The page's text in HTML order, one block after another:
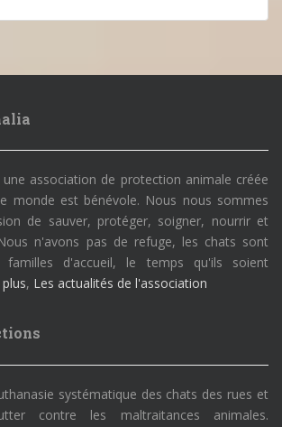
association de protection animale créée
monde est bénévole. Nous nous sommes
de sauver, protéger, soigner, nourrir et
n'avons pas de refuge, les chats sont
familles d'accueil, le temps qu'ils soient
, Les actualités de l'association
systématique des chats des rues et
contre les maltraitances animales.